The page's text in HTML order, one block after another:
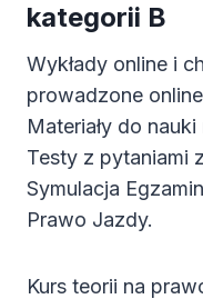
kategorii B
Wykłady online i
prowadzone
Materiały do
Testy z pytaniami
Symulacja
Prawo Jazdy.
Kurs teorii na